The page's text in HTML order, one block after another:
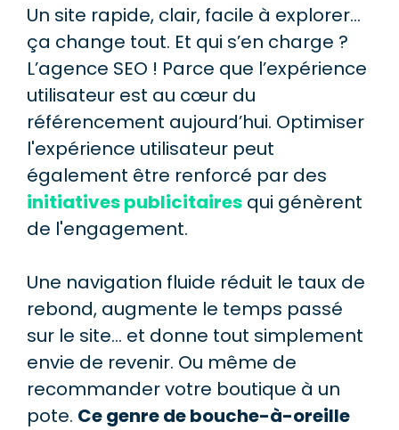
Un site rapide, clair, facile à explorer…
ça change tout. Et qui s’en charge ?
L’agence SEO ! Parce que l’expérience
utilisateur est au cœur du
référencement aujourd’hui. Optimiser
l'expérience utilisateur peut
également être renforcé par des
initiatives publicitaires qui génèrent
de l'engagement.
Une navigation fluide réduit le taux de
rebond, augmente le temps passé
sur le site… et donne tout simplement
envie de revenir. Ou même de
recommander votre boutique à un
pote. Ce genre de bouche-à-oreille